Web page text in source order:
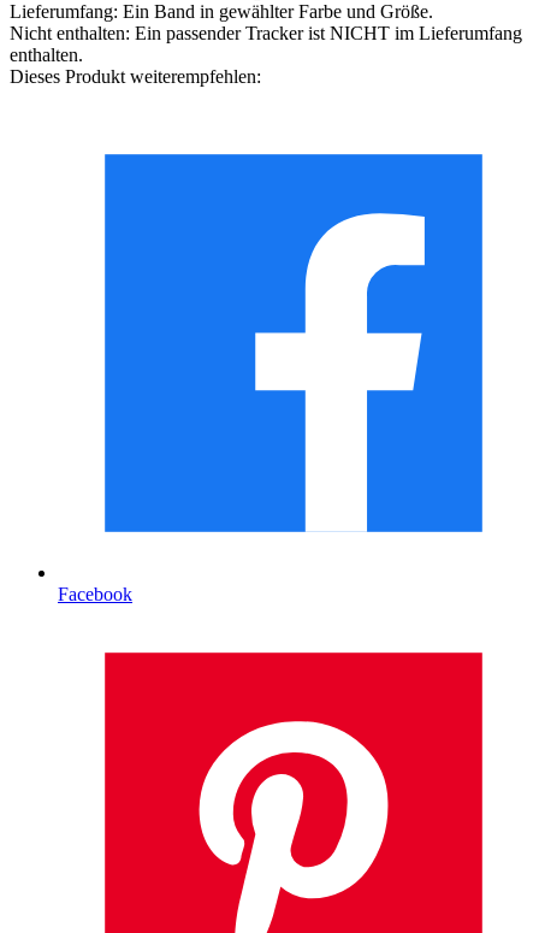
Lieferumfang: Ein Band in gewählter Farbe und Größe.
Nicht enthalten: Ein passender Tracker ist NICHT im Lieferumfang
enthalten.
Dieses Produkt weiterempfehlen:
Facebook